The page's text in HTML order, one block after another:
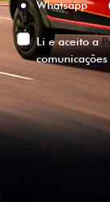
Whatsapp
Li e aceito a